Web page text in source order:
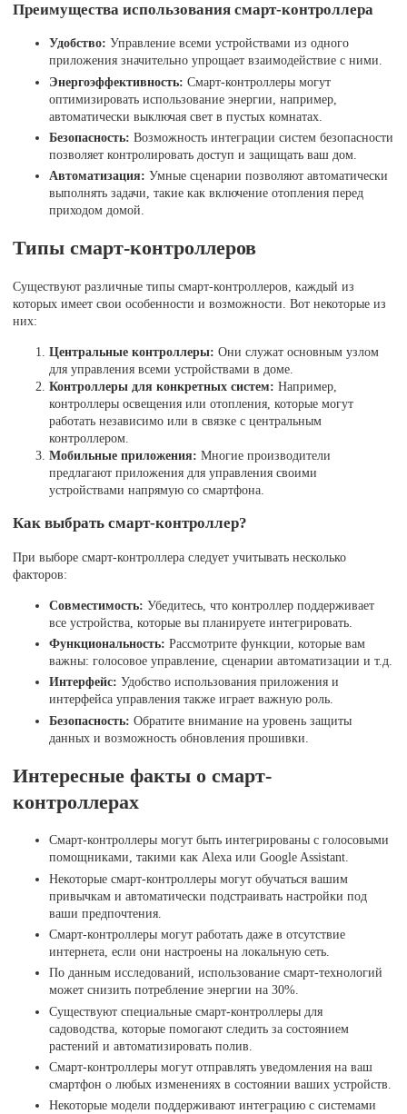
Преимущества использования смарт-контроллера
Удобство: Управление всеми устройствами из одного
приложения значительно упрощает взаимодействие с ними.
Энергоэффективность: Смарт-контроллеры могут
оптимизировать использование энергии, например,
автоматически выключая свет в пустых комнатах.
Безопасность: Возможность интеграции систем безопасности
позволяет контролировать доступ и защищать ваш дом.
Автоматизация: Умные сценарии позволяют автоматически
выполнять задачи, такие как включение отопления перед
приходом домой.
Типы смарт-контроллеров
Существуют различные типы смарт-контроллеров, каждый из
которых имеет свои особенности и возможности. Вот некоторые из
них:
Центральные контроллеры: Они служат основным узлом
для управления всеми устройствами в доме.
Контроллеры для конкретных систем: Например,
контроллеры освещения или отопления, которые могут
работать независимо или в связке с центральным
контроллером.
Мобильные приложения: Многие производители
предлагают приложения для управления своими
устройствами напрямую со смартфона.
Как выбрать смарт-контроллер?
При выборе смарт-контроллера следует учитывать несколько
факторов:
Совместимость: Убедитесь, что контроллер поддерживает
все устройства, которые вы планируете интегрировать.
Функциональность: Рассмотрите функции, которые вам
важны: голосовое управление, сценарии автоматизации и т.д.
Интерфейс: Удобство использования приложения и
интерфейса управления также играет важную роль.
Безопасность: Обратите внимание на уровень защиты
данных и возможность обновления прошивки.
Интересные факты о смарт-
контроллерах
Смарт-контроллеры могут быть интегрированы с голосовыми
помощниками, такими как Alexa или Google Assistant.
Некоторые смарт-контроллеры могут обучаться вашим
привычкам и автоматически подстраивать настройки под
ваши предпочтения.
Смарт-контроллеры могут работать даже в отсутствие
интернета, если они настроены на локальную сеть.
По данным исследований, использование смарт-технологий
может снизить потребление энергии на 30%.
Существуют специальные смарт-контроллеры для
садоводства, которые помогают следить за состоянием
растений и автоматизировать полив.
Смарт-контроллеры могут отправлять уведомления на ваш
смартфон о любых изменениях в состоянии ваших устройств.
Некоторые модели поддерживают интеграцию с системами